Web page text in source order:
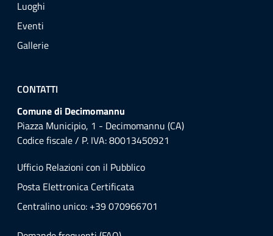
Luoghi
Eventi
Gallerie
CONTATTI
Comune di Decimomannu
Piazza Municipio, 1 - Decimomannu (CA)
Codice fiscale / P. IVA: 80013450921
Ufficio Relazioni con il Pubblico
Posta Elettronica Certificata
Centralino unico: +39 070966701